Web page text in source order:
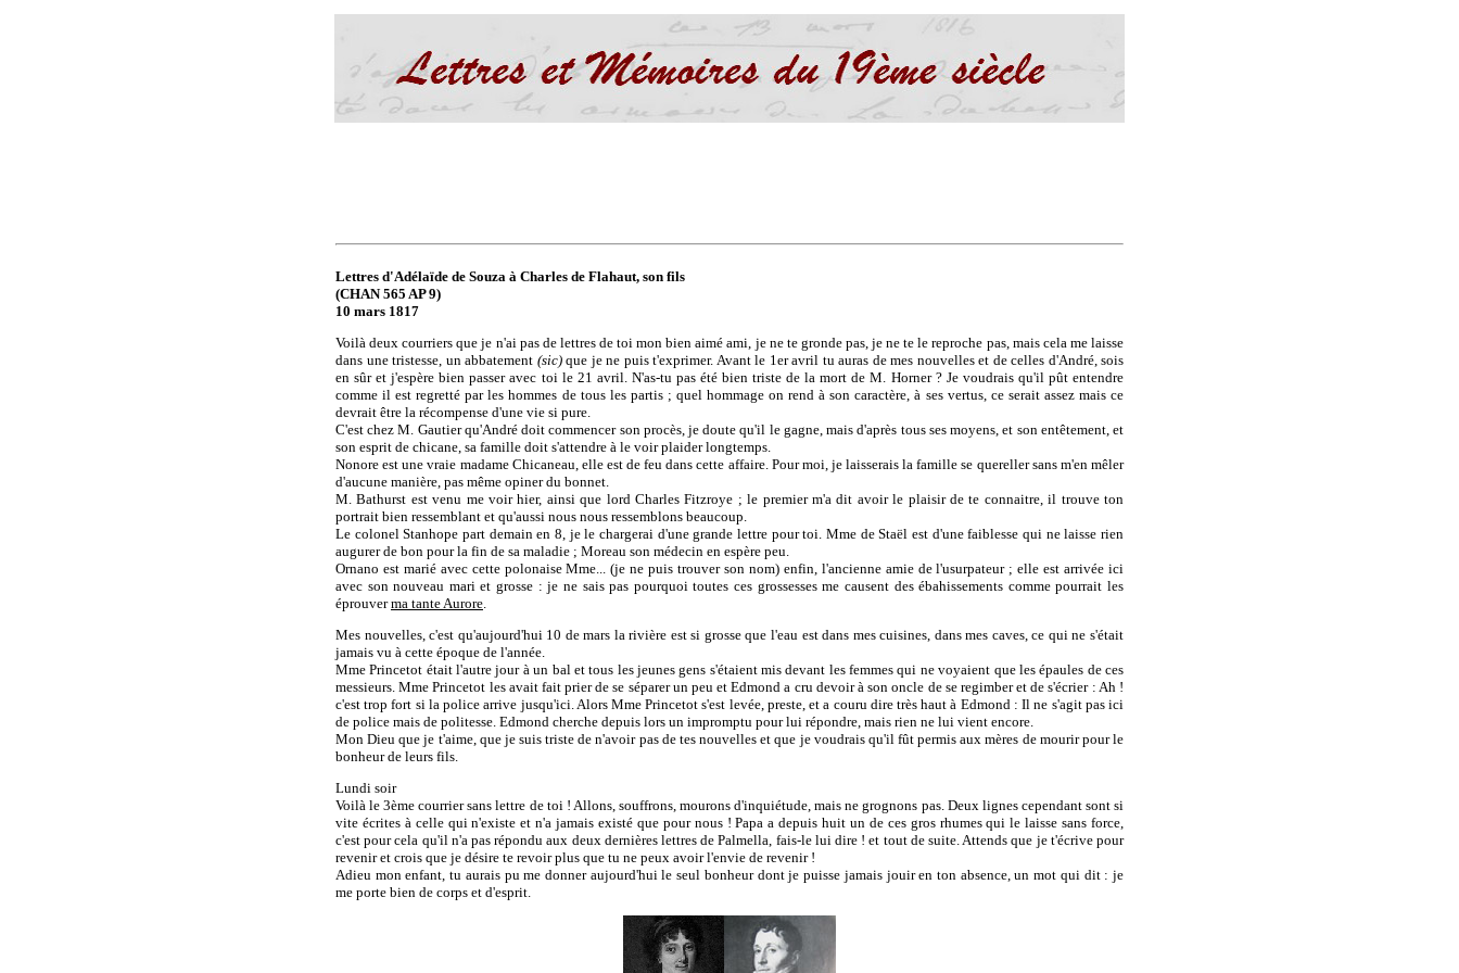
Lettres d'Adélaïde de Souza à Charles de Flahaut, son fils
(CHAN 565 AP 9)
10 mars 1817
Voilà deux courriers que je n'ai pas de lettres de toi mon bien aimé ami, je ne te gronde pas, je ne te le reproche pas, mais cela me laisse
dans une tristesse, un abbatement (sic)que je ne puis t'exprimer. Avant le 1er avril tu auras de mes nouvelles et de celles d'André, sois
en sûr et j'espère bien passer avec toi le 21 avril. N'as-tu pas été bien triste de la mort de M. Horner ? Je voudrais qu'il pût entendre
comme il est regretté par les hommes de tous les partis ; quel hommage on rend à son caractère, à ses vertus, ce serait assez mais ce
devrait être la récompense d'une vie si pure.
C'est chez M. Gautier qu'André doit commencer son procès, je doute qu'il le gagne, mais d'après tous ses moyens, et son entêtement, et
son esprit de chicane, sa famille doit s'attendre à le voir plaider longtemps.
Nonore est une vraie madame Chicaneau, elle est de feu dans cette affaire. Pour moi, je laisserais la famille se quereller sans m'en mêler
d'aucune manière, pas même opiner du bonnet.
M. Bathurst est venu me voir hier, ainsi que lord Charles Fitzroye ; le premier m'a dit avoir le plaisir de te connaitre, il trouve ton
portrait bien ressemblant et qu'aussi nous nous ressemblons beaucoup.
Le colonel Stanhope part demain en 8, je le chargerai d'une grande lettre pour toi. Mme de Staël est d'une faiblesse qui ne laisse rien
augurer de bon pour la fin de sa maladie ; Moreau son médecin en espère peu.
Ornano est marié avec cette polonaise Mme... (je ne puis trouver son nom) enfin, l'ancienne amie de l'usurpateur ; elle est arrivée ici
avec son nouveau mari et grosse : je ne sais pas pourquoi toutes ces grossesses me causent des ébahissements comme pourrait les
éprouverma tante Aurore.
Mes nouvelles, c'est qu'aujourd'hui 10 de mars la rivière est si grosse que l'eau est dans mes cuisines, dans mes caves, ce qui ne s'était
jamais vu à cette époque de l'année.
Mme Princetot était l'autre jour à un bal et tous les jeunes gens s'étaient mis devant les femmes qui ne voyaient que les épaules de ces
messieurs. Mme Princetot les avait fait prier de se séparer un peu et Edmond a cru devoir à son oncle de se regimber et de s'écrier : Ah !
c'est trop fort si la police arrive jusqu'ici. Alors Mme Princetot s'est levée, preste, et a couru dire très haut à Edmond : Il ne s'agit pas ici
de police mais de politesse. Edmond cherche depuis lors un impromptu pour lui répondre, mais rien ne lui vient encore.
Mon Dieu que je t'aime, que je suis triste de n'avoir pas de tes nouvelles et que je voudrais qu'il fût permis aux mères de mourir pour le
bonheur de leurs fils.
Lundi soir
Voilà le 3ème courrier sans lettre de toi ! Allons, souffrons, mourons d'inquiétude, mais ne grognons pas. Deux lignes cependant sont si
vite écrites à celle qui n'existe et n'a jamais existé que pour nous ! Papa a depuis huit un de ces gros rhumes qui le laisse sans force,
c'est pour cela qu'il n'a pas répondu aux deux dernières lettres de Palmella, fais-le lui dire ! et tout de suite. Attends que je t'écrive pour
revenir et crois que je désire te revoir plus que tu ne peux avoir l'envie de revenir !
Adieu mon enfant, tu aurais pu me donner aujourd'hui le seul bonheur dont je puisse jamais jouir en ton absence, un mot qui dit : je
me porte bien de corps et d'esprit.